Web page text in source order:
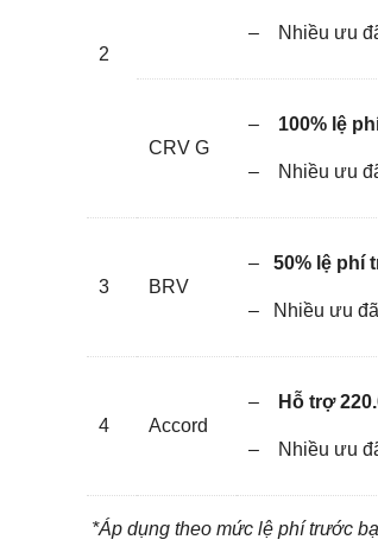
2
– Nhiều ưu
CRV G
– 100% lệ
– Nhiều ưu
3 BRV
– 50% lệ phí
– Nhiều ưu
4 Accord
– Hỗ trợ
– Nhiều ưu
*Áp dụng theo mức lệ phí trước